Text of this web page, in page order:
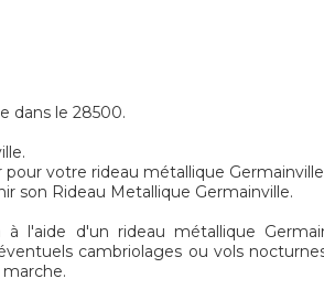
dans le 28500.
pour votre rideau métallique
son Rideau Metallique Germainville.
à l'aide d'un rideau métallique
cambriolages ou vols